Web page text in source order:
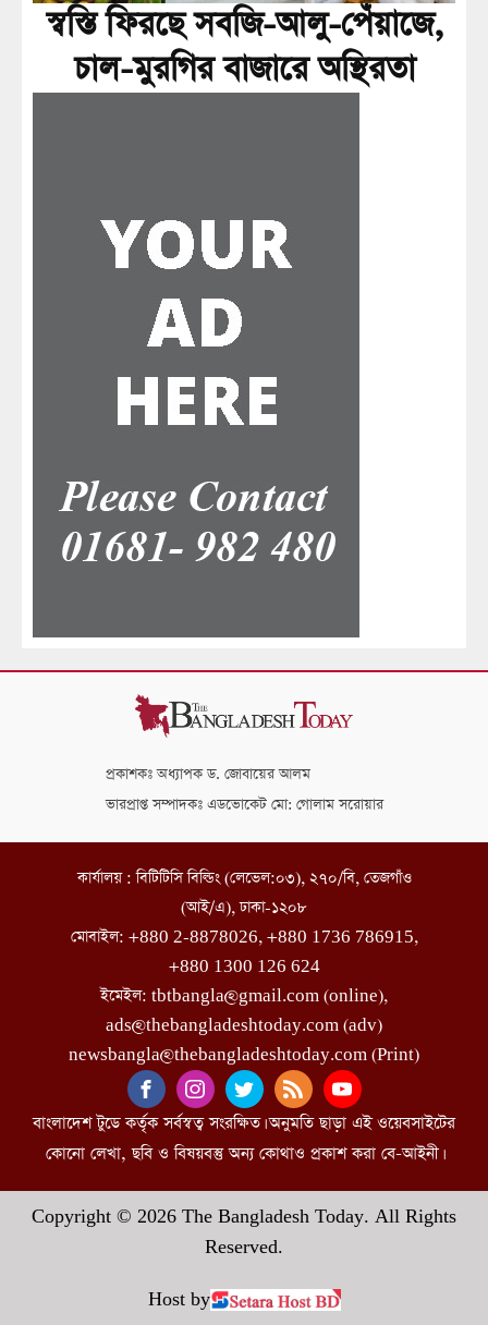
স্বস্তি ফিরছে সবজি-আলু-পেঁয়াজে,
চাল-মুরগির বাজারে অস্থিরতা
প্রকাশকঃ অধ্যাপক ড. জোবায়ের আলম
ভারপ্রাপ্ত সম্পাদকঃ এডভোকেট মো: গোলাম সরোয়ার
কার্যালয় : বিটিটিসি বিল্ডিং (লেভেল:০৩), ২৭০/বি, তেজগাঁও
(আই/এ), ঢাকা-১২০৮
মোবাইল: +880 2-8878026, +880 1736 786915,
+880 1300 126 624
ইমেইল: tbtbangla@gmail.com (online),
ads@thebangladeshtoday.com (adv)
newsbangla@thebangladeshtoday.com (Print)
বাংলাদেশ টুডে কর্তৃক সর্বস্বত্ব সংরক্ষিত। অনুমতি ছাড়া এই ওয়েবসাইটের
কোনো লেখা, ছবি ও বিষয়বস্তু অন্য কোথাও প্রকাশ করা বে-আইনী।
Copyright © 2026 The Bangladesh Today. All Rights
Reserved.
Host by